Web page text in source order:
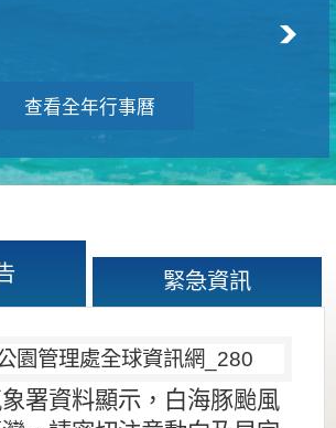
查看全年行事曆
緊急資訊
署資料顯示，白海豚颱風